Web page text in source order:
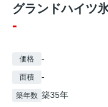
グランドハイツ氷
-
価格 -
面積 -
築年数 築35年